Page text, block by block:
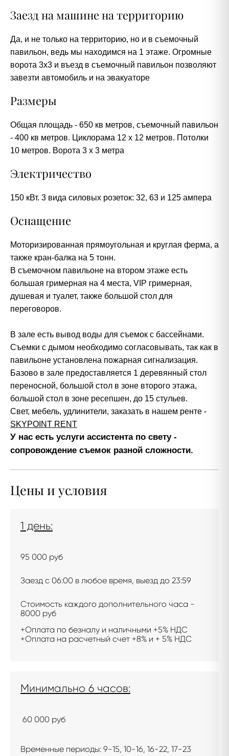
Заезд на машине на территорию
Да, и не только на территорию, но и в съемочный
павильон, ведь мы находимся на 1 этаже. Огромные
ворота 3х3 и въезд в съемочный павильон позволяют
завезти автомобиль и на эвакуаторе
Размеры
Общая площадь - 650 кв метров, съемочный павильон
- 400 кв метров. Циклорама 12 х 12 метров. Потолки
10 метров. Ворота 3 х 3 метра
Электричество
150 кВт. 3 вида силовых розеток: 32, 63 и 125 ампера
Оснащение
Моторизированная прямоугольная и круглая ферма, а
также кран-балка на 5 тонн.
В съемочном павильоне на втором этаже есть
большая гримерная на 4 места, VIP гримерная,
душевая и туалет, также большой стол для
переговоров.
В зале есть вывод воды для съемок с бассейнами.
Съемки с дымом необходимо согласовывать, так как в
павильоне установлена пожарная сигнализация.
Базово в зале предоставляется 1 деревянный стол
переносной, большой стол в зоне второго этажа,
большой стол в зоне ресепшен, до 15 стульев.
Свет, мебель, удлинители, заказать в нашем ренте -
SKYPOINT RENT
У нас есть услуги ассистента по свету -
сопровождение съемок разной сложности.
Цены и условия
1 день:
95 000 руб
Заезд с 06:00 в любое время, выезд до 23:59
Стоимость каждого дополнительного часа -
8000 руб
+Оплата по безналу и наличными +5% НДС
+Оплата на расчетный счет +8% и + 5% НДС
Минимально 6 часов:
60 000 руб
Временные периоды: 9-15, 10-16, 16-22, 17-23